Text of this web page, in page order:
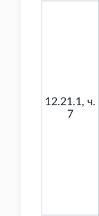
12.21.1, ч.
7